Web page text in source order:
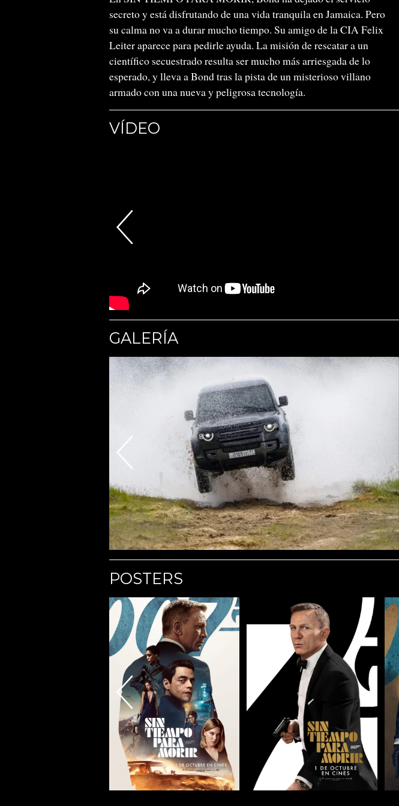
secreto y está disfrutando de una vida tranquila en Jamaica. Pero
su calma no va a durar mucho tiempo. Su amigo de la CIA Felix
Leiter aparece para pedirle ayuda. La misión de rescatar a un
científico secuestrado resulta ser mucho más arriesgada de lo
esperado, y lleva a Bond tras la pista de un misterioso villano
armado con una nueva y peligrosa tecnología.
VÍDEO
GALERÍA
POSTERS